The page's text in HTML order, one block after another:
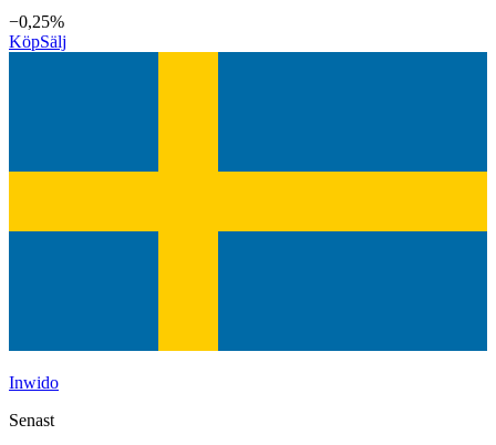
−0,25%
KöpSälj
Inwido
Senast